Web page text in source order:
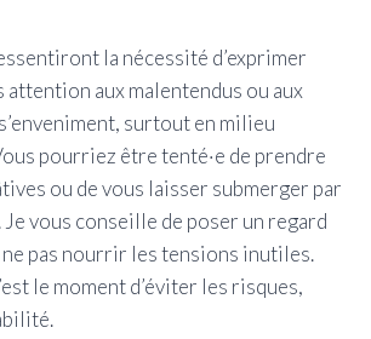
la nécessité d’exprimer
attention aux malentendus ou aux
surtout en milieu
pourriez être tenté·e de prendre
ou de vous laisser submerger par
vous conseille de poser un regard
ne pas nourrir les tensions inutiles.
le moment d’éviter les risques,